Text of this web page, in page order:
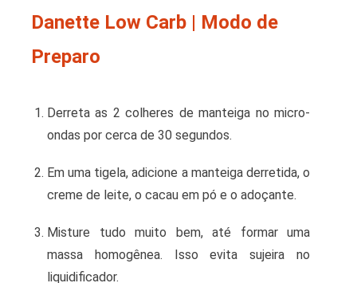
Danette Low Carb | Modo de
Preparo
Derreta as 2 colheres de manteiga no micro-
ondas por cerca de 30 segundos.
Em uma tigela, adicione a manteiga derretida, o
creme de leite, o cacau em pó e o adoçante.
Misture tudo muito bem, até formar uma
massa homogênea. Isso evita sujeira no
liquidificador.